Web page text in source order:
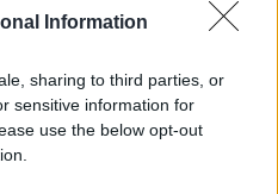
Information
sharing to third parties, or
sensitive information for
use the below opt-out